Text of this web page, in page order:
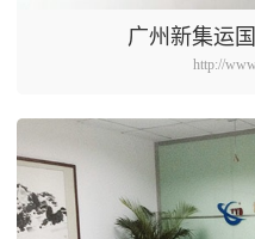
广州新集运
http://